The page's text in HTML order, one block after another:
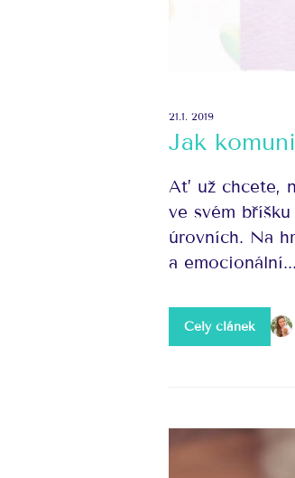
21.1. 2019
Jak
Ať už chcete,
ve svém
úrovních. Na
a emocionální...
Celý článek